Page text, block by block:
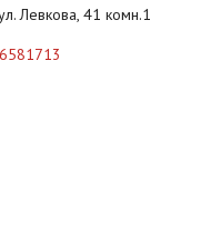
Левкова, 41 комн.1